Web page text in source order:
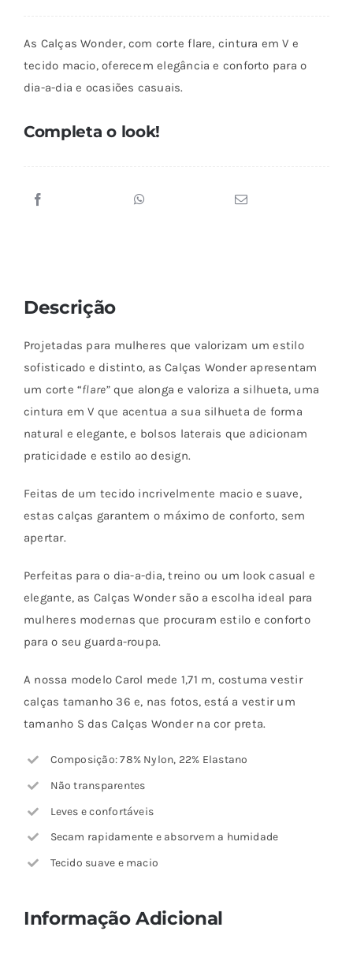
Wonder
Preto
As Calças Wonder, com corte flare, cintura em V e
tecido macio, oferecem elegância e conforto para o
dia-a-dia e ocasiões casuais.
Completa o look!
Descrição
Projetadas para mulheres que valorizam um estilo
sofisticado e distinto, as Calças Wonder apresentam
um corte “flare”que alonga e valoriza a silhueta, uma
cintura em V que acentua a sua silhueta de forma
natural e elegante, e bolsos laterais que adicionam
praticidade e estilo ao design.
Feitas de um tecido incrivelmente macio e suave,
estas calças garantem o máximo de conforto, sem
apertar.
Perfeitas para o dia-a-dia, treino ou um look casual e
elegante, as Calças Wonder são a escolha ideal para
mulheres modernas que procuram estilo e conforto
para o seu guarda-roupa.
A nossa modelo Carol mede 1,71 m, costuma vestir
calças tamanho 36 e, nas fotos, está a vestir um
tamanho S das Calças Wonder na cor preta.
Composição: 78% Nylon, 22% Elastano
Não transparentes
Leves e confortáveis
Secam rapidamente e absorvem a humidade
Tecido suave e macio
Informação Adicional